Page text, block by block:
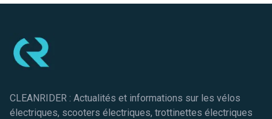
CLEANRIDER : Actualités et informations sur les vélos
électriques, scooters électriques, trottinettes électriques